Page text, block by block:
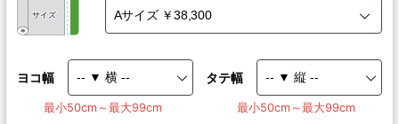
サイズ
ヨコ幅 タテ幅
最小50cm～最大99cm 最小50cm～最大99cm